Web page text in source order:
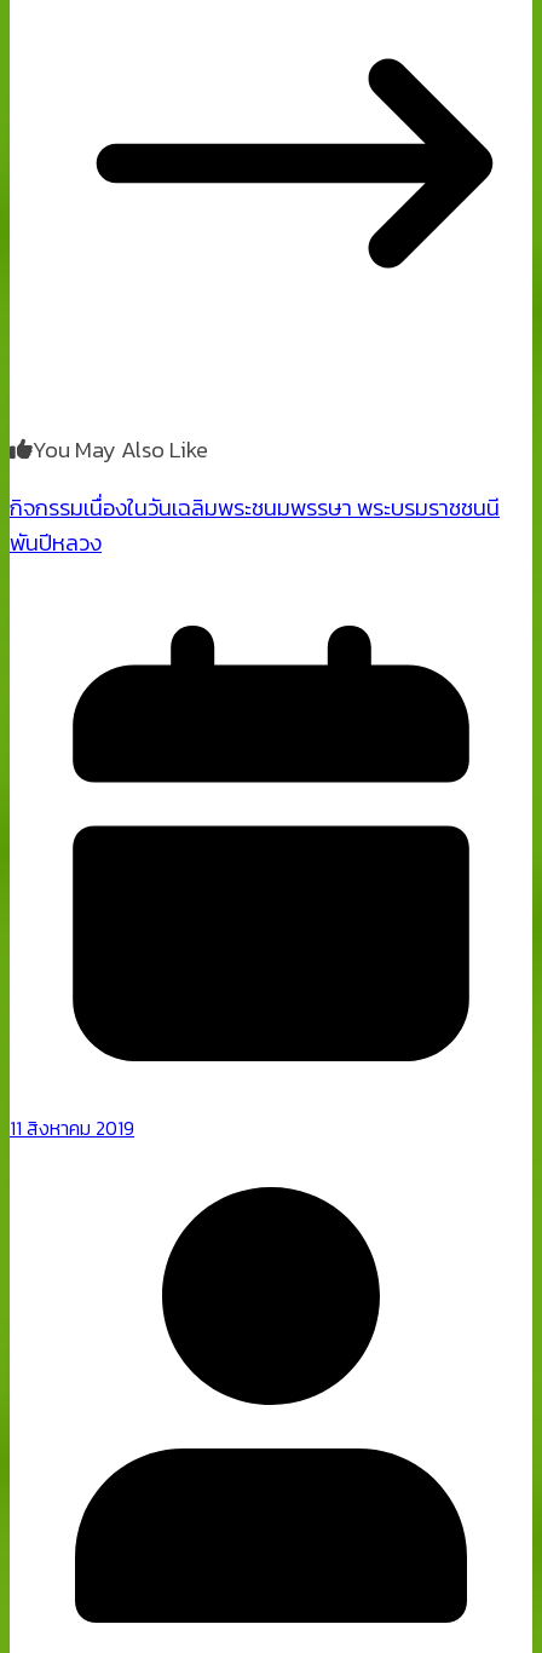
You May Also Like
กิจกรรมเนื่องในวันเฉลิมพระชนมพรรษา พระบรมราชชนนี
พันปีหลวง
11 สิงหาคม 2019